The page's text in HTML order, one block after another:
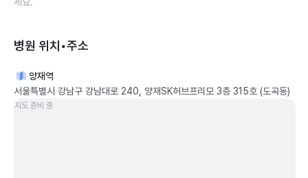
병원 위치•주소
양재역
서울특별시 강남구 강남대로 240, 양재SK허브프리모 3층 315호 (도곡동)
지도 준비 중